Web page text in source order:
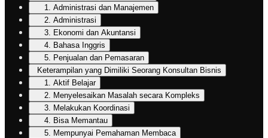
1. Administrasi dan Manajemen
2. Administrasi
3. Ekonomi dan Akuntansi
4. Bahasa Inggris
5. Penjualan dan Pemasaran
Keterampilan yang Dimiliki Seorang Konsultan Bisnis
1. Aktif Belajar
2. Menyelesaikan Masalah secara Kompleks
3. Melakukan Koordinasi
4. Bisa Memantau
5. Mempunyai Pemahaman Membaca